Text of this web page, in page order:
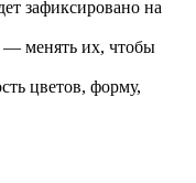
зафиксировано на
— менять их, чтобы
цветов, форму,